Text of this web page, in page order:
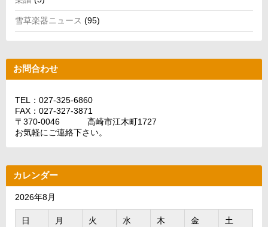
雪草楽器ニュース (95)
お問合わせ
TEL：027-325-6860
FAX：027-327-3871
〒370-0046 高崎市江木町1727
お気軽にご連絡下さい。
カレンダー
2026年8月
日 月 火 水 木 金 土